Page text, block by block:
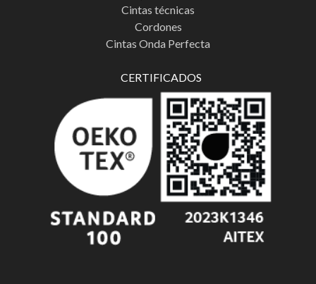
Cintas técnicas
Cordones
Cintas Onda Perfecta
CERTIFICADOS